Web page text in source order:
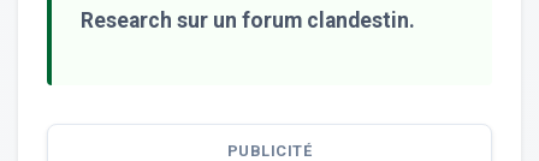
Research sur un forum clandestin.
PUBLICITÉ